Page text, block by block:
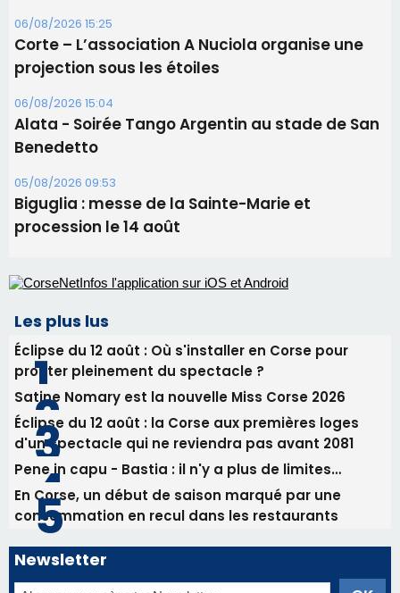
06/08/2026 15:25
Corte – L’association A Nuciola organise une
projection sous les étoiles
06/08/2026 15:04
Alata - Soirée Tango Argentin au stade de San
Benedetto
05/08/2026 09:53
Biguglia : messe de la Sainte-Marie et
procession le 14 août
Les plus lus
Éclipse du 12 août : Où s'installer en Corse pour
profiter pleinement du spectacle ?
Satine Nomary est la nouvelle Miss Corse 2026
Éclipse du 12 août : la Corse aux premières loges
d'un spectacle qui ne reviendra pas avant 2081
Pene in capu - Bastia : il n'y a plus de limites…
En Corse, un début de saison marqué par une
consommation en recul dans les restaurants
Newsletter